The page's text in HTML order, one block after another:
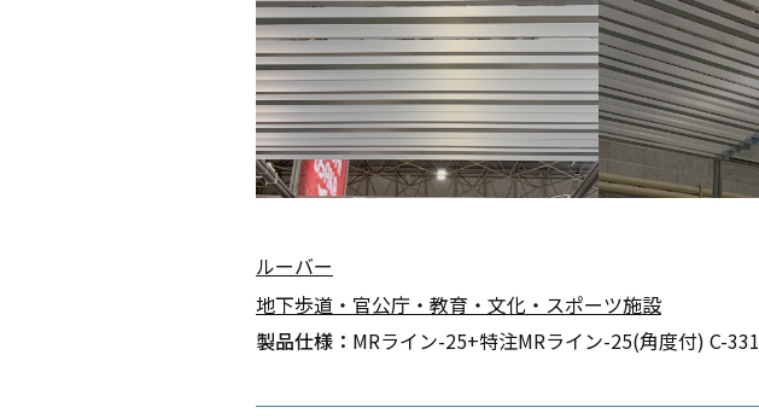
ルーバー
地下歩道・官公庁・教育・文化・スポーツ施設
製品仕様： MRライン-25+特注MRライン-25(角度付) C-331